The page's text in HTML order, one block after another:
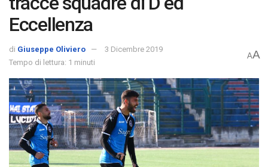
Eccellenza
di Giuseppe Oliviero
3 Dicembre 2019
Tempo di lettura: 1 minuti
AA